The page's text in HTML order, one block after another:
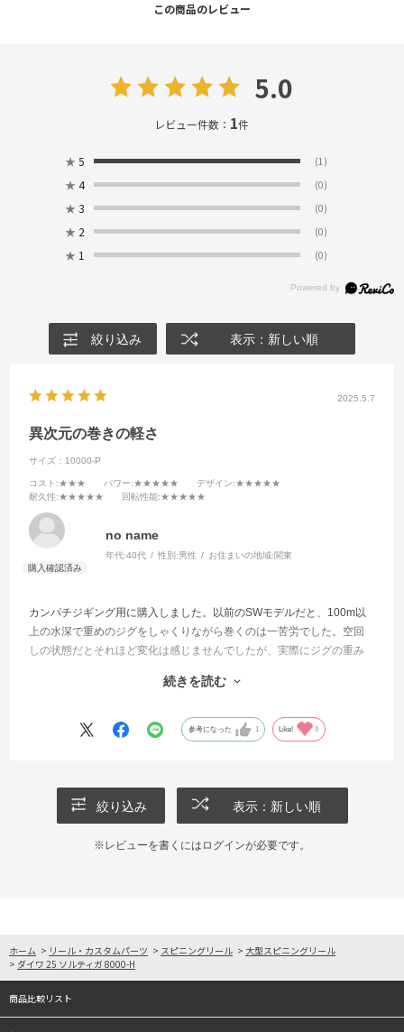
この商品のレビュー
5.0
レビュー件数： 1件
★ 5 (1)
★ 4 (0)
★ 3 (0)
★ 2 (0)
★ 1 (0)
絞り込み 表示：新しい順
2025.5.7
異次元の巻きの軽さ
サイズ：10000-P
コスト :★★★ パワー:★★★★★ デザイン:★★★★★
耐久性:★★★★★ 回転性能:★★★★★
no name
年代:40代 性別:男性 お住まいの地域:関東
カンパチジギング用に購入しました。以前のSWモデルだと、100m以
上の水深で重めのジグをしゃくりながら巻くのは一苦労でした。空回
しの状態だとそれほど変化は感じませんでしたが、実際にジグの重み
ることができました。
既に最終形態に思われた19-20年モデルのSWリールを遥かに凌駕する
続きを読む
参考になった 1 Like! 0
絞り込み 表示：新しい順
※レビューを書くには ログインが必要です。
ホーム > リール・カスタムパーツ > スピニングリール > 大型スピニングリール
> ダイワ 25 ソルティガ 8000-H
商品比較リスト